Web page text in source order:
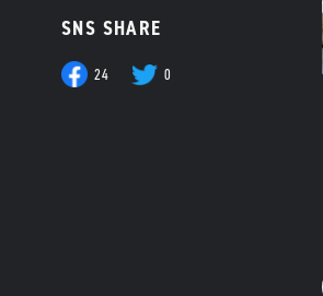
SNS SHARE
24 0